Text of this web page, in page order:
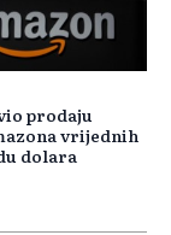
prodaju
vrijednih
dolara